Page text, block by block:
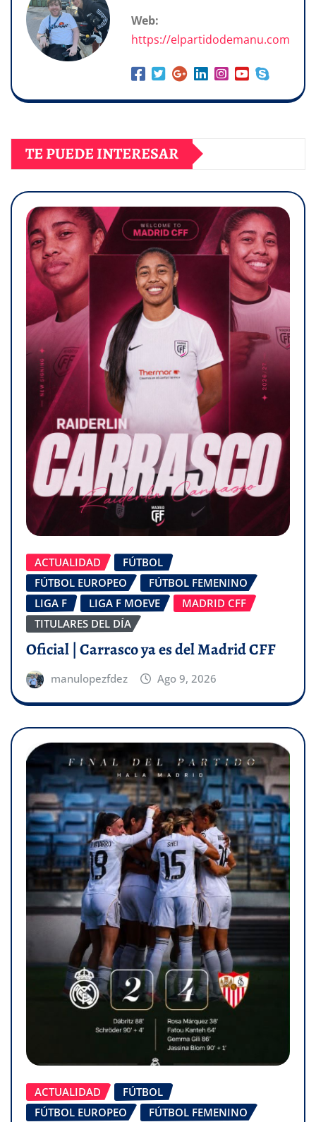
Web:
https://elpartidodemanu.com
TE PUEDE INTERESAR
ACTUALIDAD
FÚTBOL
FÚTBOL EUROPEO
FÚTBOL FEMENINO
LIGA F
LIGA F MOEVE
MADRID CFF
TITULARES DEL DÍA
Oficial | Carrasco ya es del Madrid CFF
manulopezfdez Ago 9, 2026
ACTUALIDAD
FÚTBOL
FÚTBOL EUROPEO
FÚTBOL FEMENINO